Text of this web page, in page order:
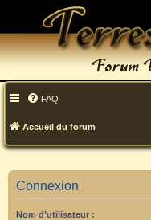
FAQ
Accueil du forum
Connexion
Nom d’utilisateur :